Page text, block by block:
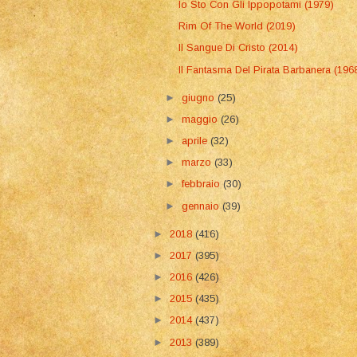
Io Sto Con Gli Ippopotami (1979)
Rim Of The World (2019)
Il Sangue Di Cristo (2014)
Il Fantasma Del Pirata Barbanera
►giugno(25)
►maggio(26)
►aprile(32)
►marzo(33)
►febbraio(30)
►gennaio(39)
►2018 (416)
► 2017 (395)
►2016 (426)
►2015 (435)
►2014(437)
► 2013 (389)